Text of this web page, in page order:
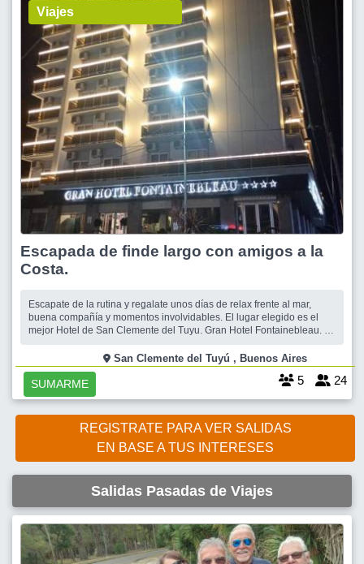
Viajes
Escapada de finde largo con amigos a la
Costa.
Escapate de la rutina y regalate unos días de relax frente al mar,
buena compañía y momentos involvidables. El lugar elegido es el
mejor Hotel de San Clemente del Tuyu. Gran Hotel Fontainebleau. 4
eq
San Clemente del Tuyú , Buenos Aires
SUMARME 5 24
REGISTRATE PARA VER SALIDAS
EN BASE A TUS INTERESES
Salidas Pasadas de Viajes